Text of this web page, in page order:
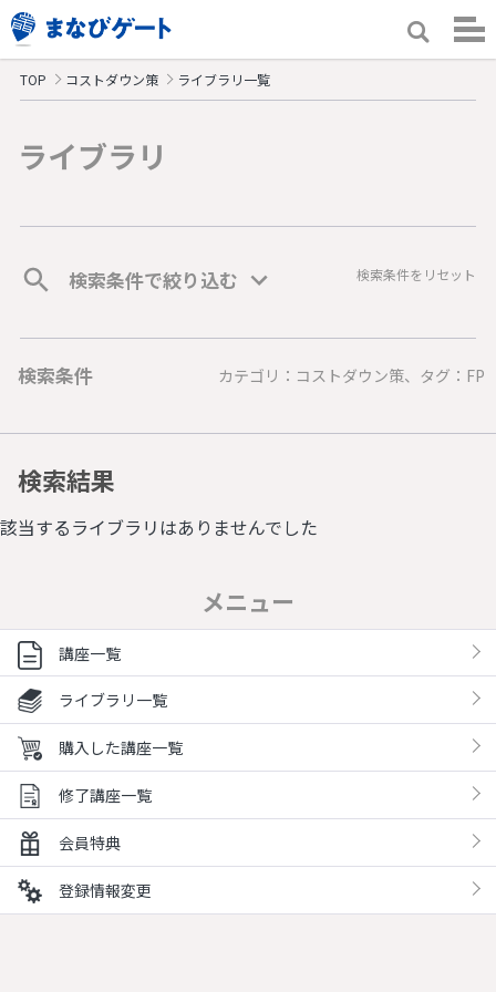
TOP コストダウン策 ライブラリ一覧
ライブラリ
検索条件で絞り込む 検索条件をリセット
検索条件 カテゴリ：コストダウン策、タグ：FP
検索結果
該当するライブラリはありませんでした
メニュー
講座一覧
ライブラリ一覧
購入した講座一覧
修了講座一覧
会員特典
登録情報変更